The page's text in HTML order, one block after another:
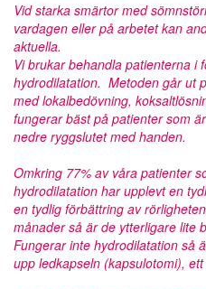
Vid starka smärtor med
vardagen eller på arbetet kan
aktuella.
Vi brukar behandla patienterna i
hydrodilatation. Metoden går ut
med lokalbedövning,
fungerar bäst på patienter som
nedre ryggslutet med handen.
Omkring 77% av våra patienter
hydrodilatation har upplevt en
en tydlig förbättring av
månader så är de ytterligare lite
Fungerar inte hydrodilatation så
upp ledkapseln (kapsulotomi),